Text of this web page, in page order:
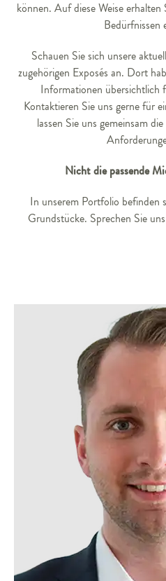
können. Auf diese Weise
Bedürfnissen
Schauen Sie sich unsere
zugehörigen Exposés an. Dort
Informationen übersichtlich
Kontaktieren Sie uns gerne für
lassen Sie uns gemeinsam
Nicht die passende
In unserem Portfolio befinden
Grundstücke. Sprechen Sie